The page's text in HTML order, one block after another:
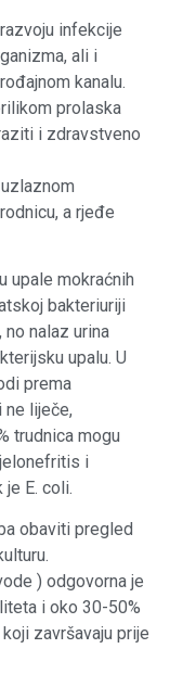
infekcije
ali i
kanalu.
prolaska
i zdravstveno
a rjeđe
upale mokraćnih
bakteriuriji
nalaz urina
upalu. U
prema
ne liječe,
trudnica mogu
i
E. coli.
obaviti pregled
) odgovorna je
i oko 30-50%
završavaju prije